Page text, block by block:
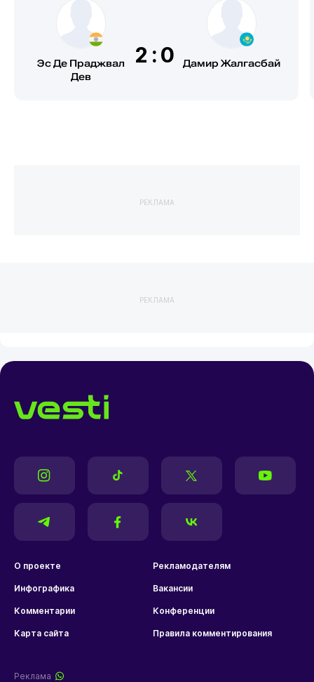
Эс Де Праджвал
Дев
2:0 Дамир Жалгасбай
РЕКЛАМА
РЕКЛАМА
О проекте Рекламодателям
Инфографика Вакансии
Комментарии Конференции
Карта сайта Правила комментирования
Реклама